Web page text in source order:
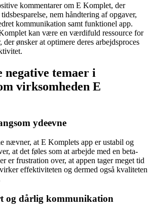
kommentarer om E Komplet, der
nem håndtering af opgaver,
kommunikation samt funktionel app.
kan være en værdifuld ressource for
ønsker at optimere deres arbejdsproces
negative temaer i
virksomheden E
ydeevne
nævner, at E Komplets app er ustabil og
at det føles som at arbejde med en beta-
er frustration over, at appen tager meget tid
effektiviteten og dermed også kvaliteten
og dårlig kommunikation